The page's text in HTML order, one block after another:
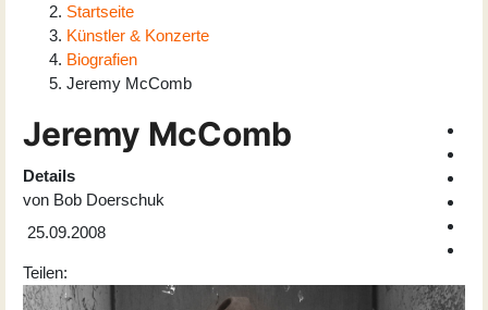
Startseite
Künstler & Konzerte
Biografien
Jeremy McComb
Jeremy McComb
Details
von Bob Doerschuk
25.09.2008
Teilen: